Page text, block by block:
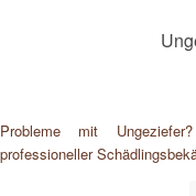
Probleme mit
professioneller